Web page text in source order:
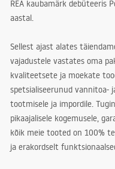
REA kaubamärk debüteeris
aastal.
Sellest ajast alates
vajadustele vastates oma
kvaliteetsete ja moekate
spetsialiseerunud vannitoa-
tootmisele ja impordile.
pikaajalisele kogemusele,
kõik meie tooted on 100%
ja erakordselt